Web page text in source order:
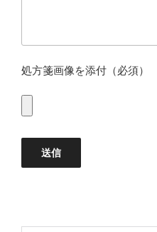
処方箋画像を添付（必須）